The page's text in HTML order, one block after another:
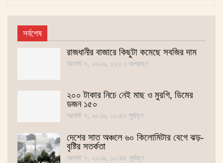
সর্বশেষ
রাজধানীর বাজারে কিছুটা কমেছে সবজির দাম
আগস্ট ৭, ২০২৬, ১২:০২ অপরাহ্ণ
২০০ টাকার নিচে নেই মাছ ও মুরগি, ডিমের
ডজন ১৫০
আগস্ট ৭, ২০২৬, ১১:৪৩ পূর্বাহ্ণ
দেশের সাত অঞ্চলে ৬০ কিলোমিটার বেগে ঝড়-
বৃষ্টির সতর্কতা
আগস্ট ৭, ২০২৬, ১০:৪৫ পূর্বাহ্ণ